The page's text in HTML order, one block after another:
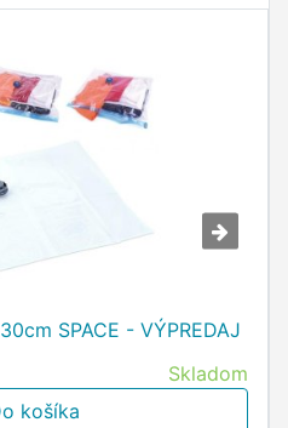
SPACE - VÝPREDAJ
Skladom
košíka